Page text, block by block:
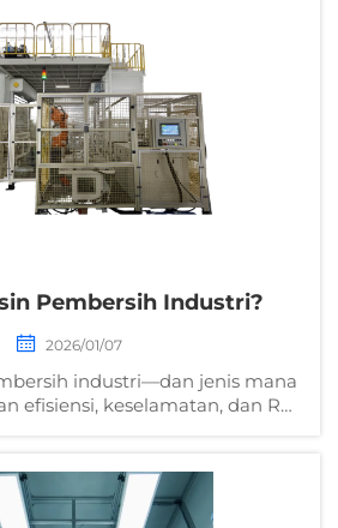
Pembersih Industri?
2026/01/07
industri—dan jenis mana
efisiensi, keselamatan, dan ROI
gratis Anda.